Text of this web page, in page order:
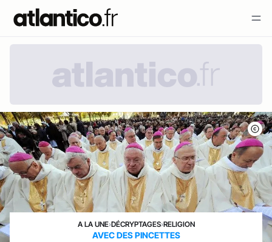
A LA UNE›DÉCRYPTAGES›RELIGION
AVEC DES PINCETTES